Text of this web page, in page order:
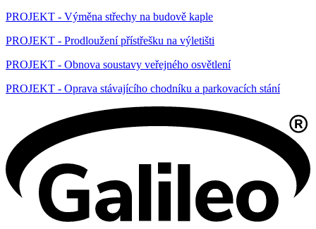
PROJEKT - Výměna střechy na budově kaple
PROJEKT - Prodloužení přístřešku na výletišti
PROJEKT - Obnova soustavy veřejného osvětlení
PROJEKT - Oprava stávajícího chodníku a parkovacích stání